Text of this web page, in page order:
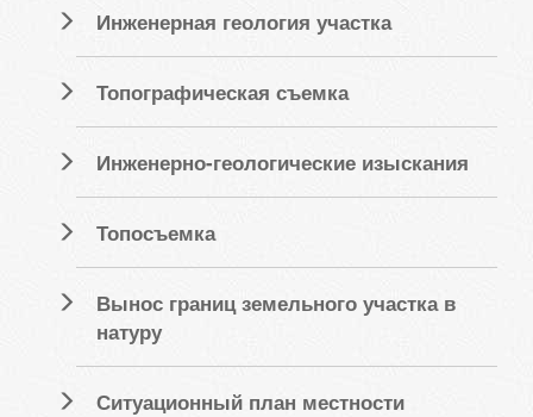
Инженерная геология участка
Топографическая съемка
Инженерно-геологические изыскания
Топосъемка
Вынос границ земельного участка в
натуру
Ситуационный план местности